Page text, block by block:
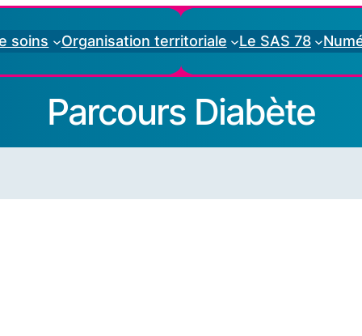
soins Organisation territoriale Le SAS 78
Parcours Diabète